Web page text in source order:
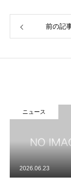
トップページ前の記
ニュース
2026.06.23